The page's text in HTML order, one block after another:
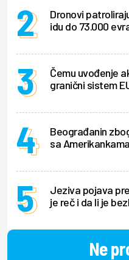
Dronovi
idu do 73.000
Čemu uvođenje
granični sistem
Beograđanin
sa
Jeziva pojava
je reč i da li je
Ne